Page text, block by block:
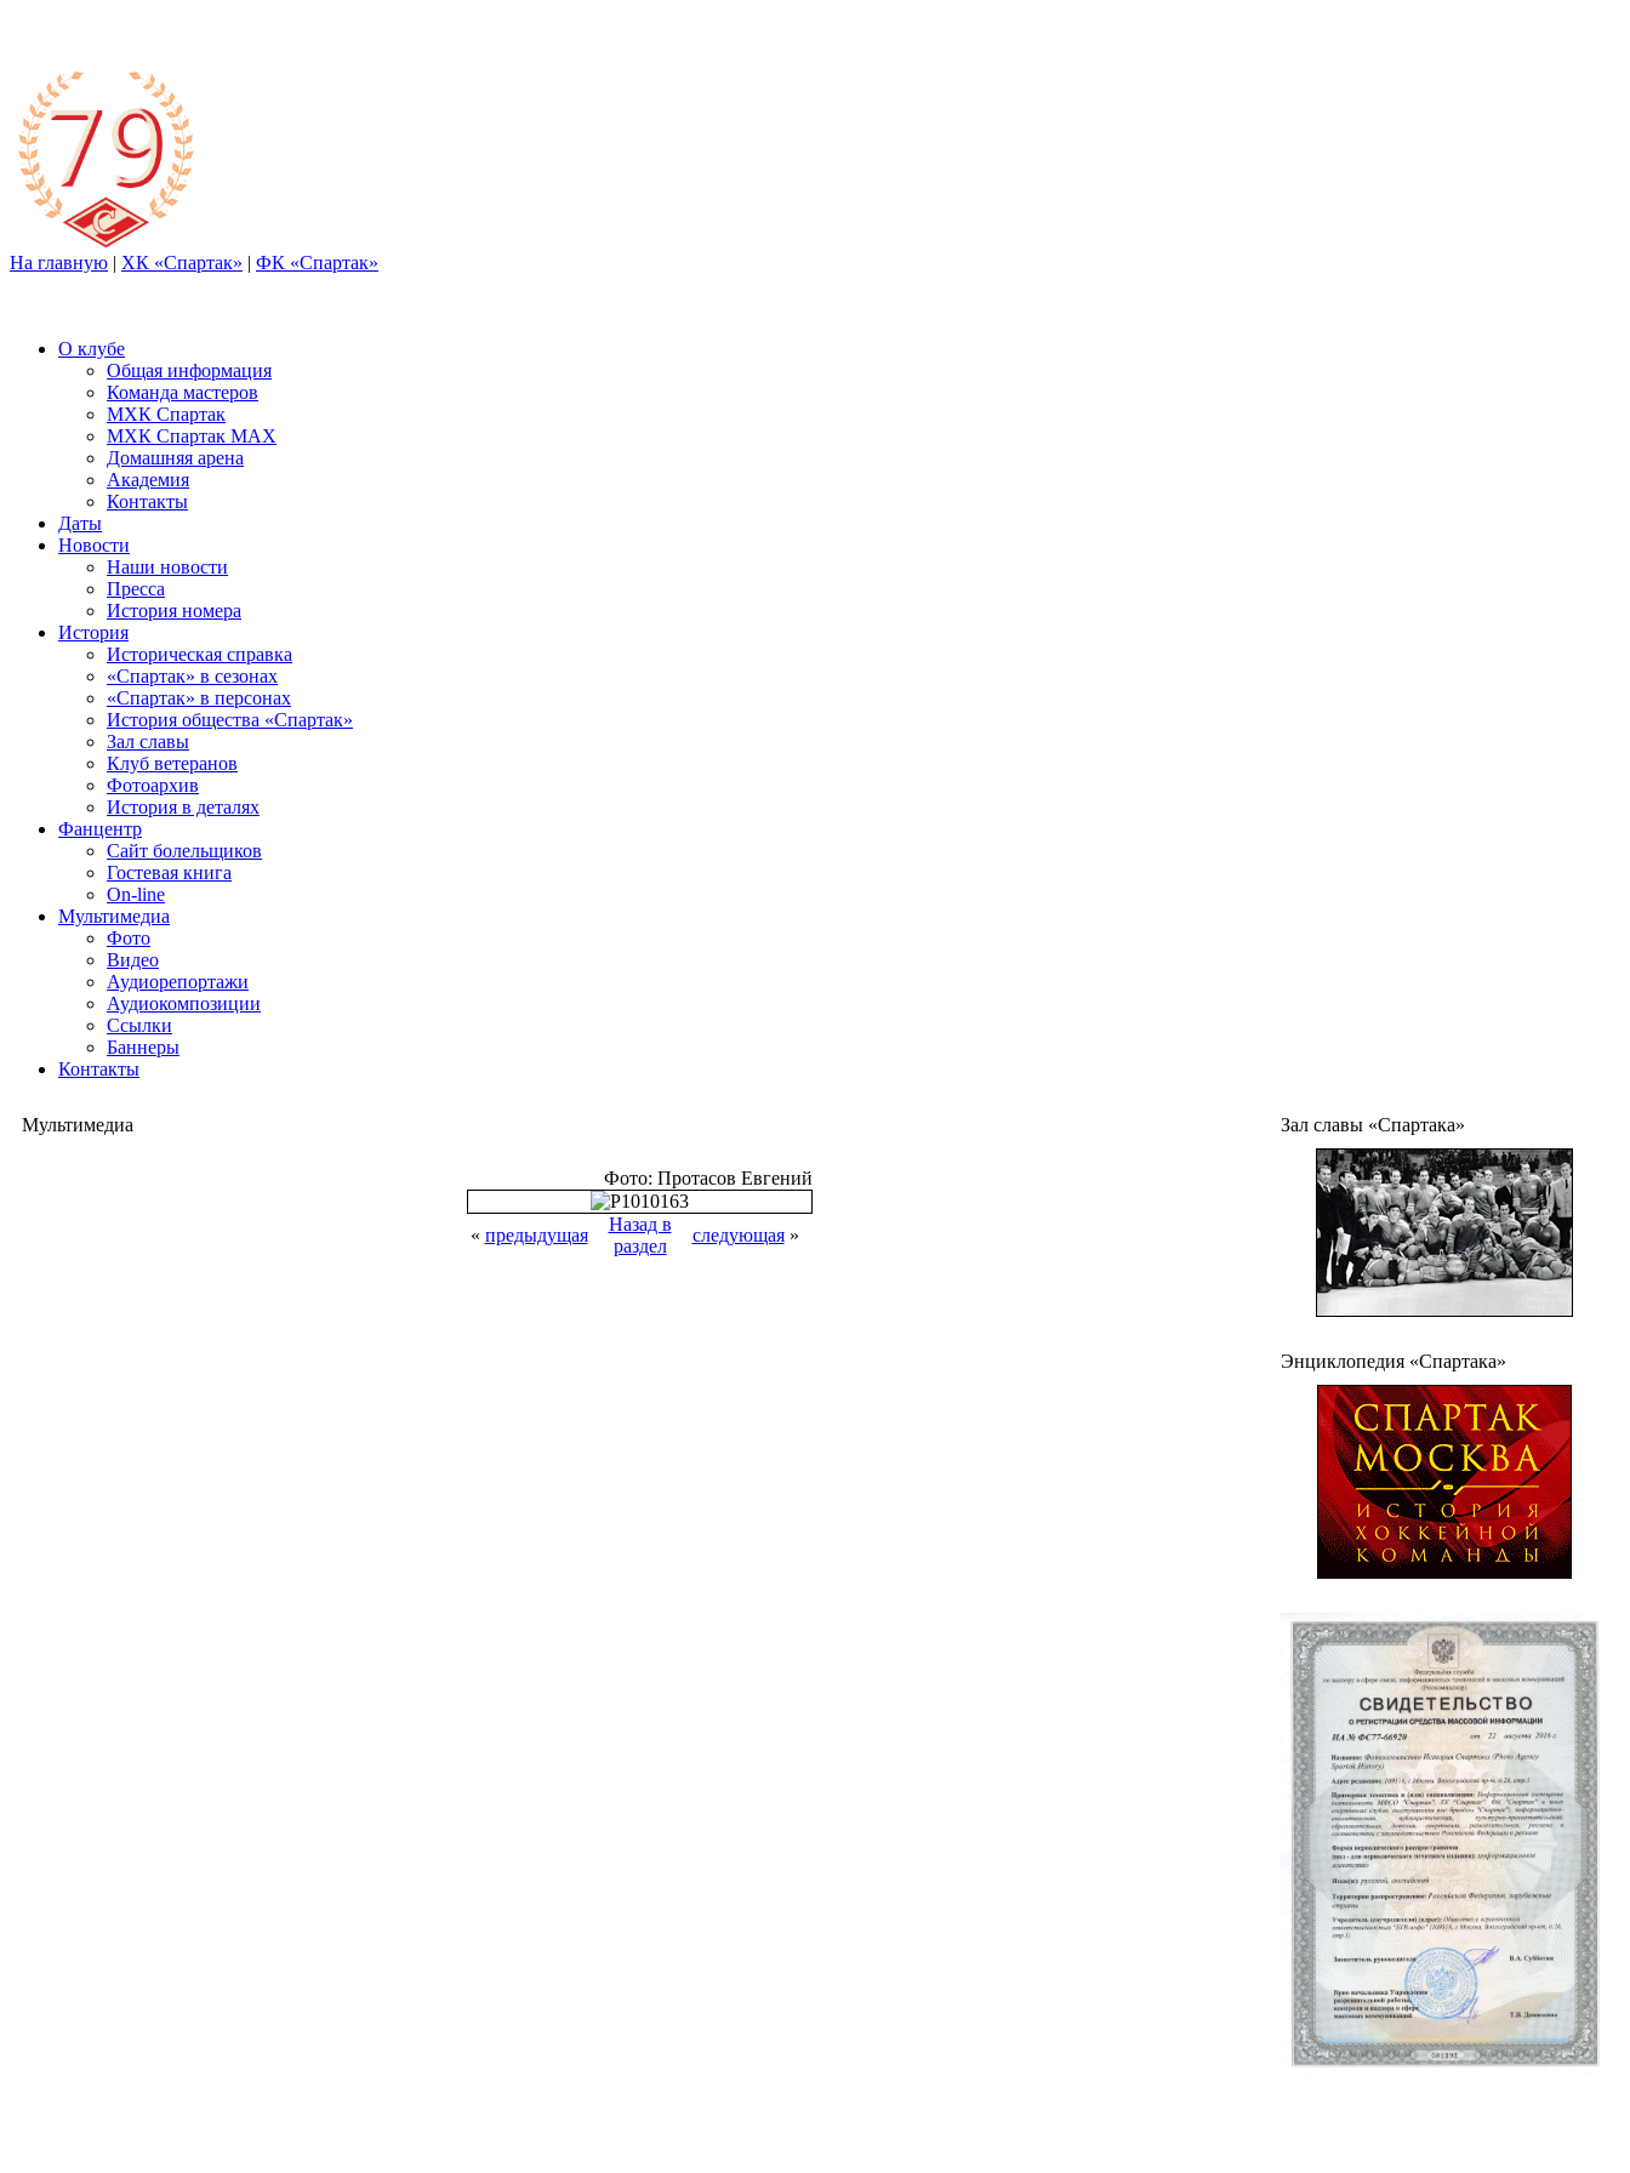
На главную | ХК «Спартак» | ФК «Спартак»
О клубе
Общая информация
Команда мастеров
МХК Спартак
МХК Спартак МАХ
Домашняя арена
Академия
Контакты
Даты
Новости
Наши новости
Пресса
История номера
История
Историческая справка
«Спартак» в сезонах
«Спартак» в персонах
История общества «Спартак»
Зал славы
Клуб ветеранов
Фотоархив
История в деталях
Фанцентр
Сайт болельщиков
Гостевая книга
On-line
Мультимедиа
Фото
Видео
Аудиорепортажи
Аудиокомпозиции
Ссылки
Баннеры
Контакты
Мультимедиа
Фото: Протасов Евгений
« предыдущая
Назад в
раздел
следующая»
Зал славы «Спартака»
Энциклопедия «Спартака»